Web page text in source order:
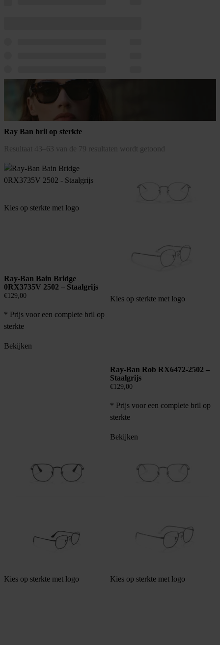
Ray Ban bril op sterkte
Resultaat 43–63 van de 79 resultaten wordt getoond
Kies op sterkte met logo
Ray-Ban Bain Bridge
0RX3735V 2502 – Staalgrijs
€129,00
* Prijs voor een complete bril op
sterkte
Bekijken
Kies op sterkte met logo
Ray-Ban Rob RX6472-2502 –
Staalgrijs
€129,00
* Prijs voor een complete bril op
sterkte
Bekijken
Kies op sterkte met logo Kies op sterkte met logo